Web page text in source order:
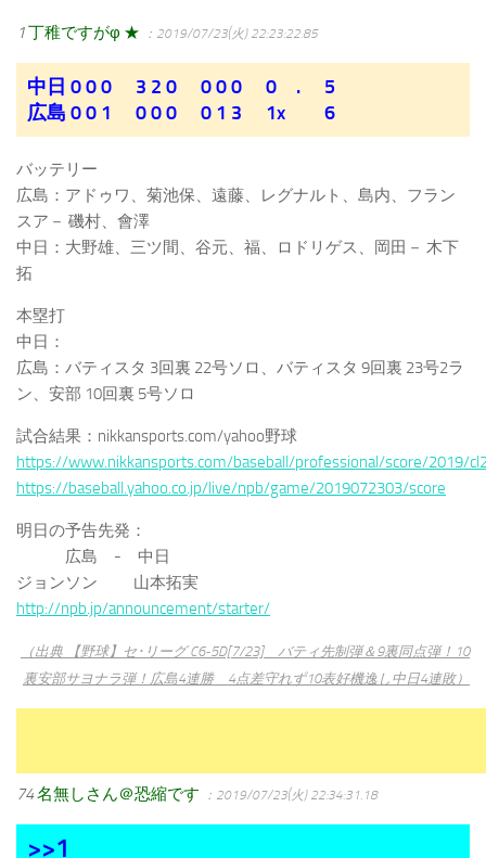
1丁稚ですがφ ★ ：2019/07/23(火) 22:23:22.85
中日 0 0 0 3 2 0 0 0 0 0 . 5
広島 0 0 1 0 0 0 0 1 3 1x 6
バッテリー
広島：アドゥワ、菊池保、遠藤、レグナルト、島内、フラン
スア－ 磯村、會澤
中日：大野雄、三ツ間、谷元、福、ロドリゲス、岡田－ 木下
拓
本塁打
中日：
広島：バティスタ 3回裏 22号ソロ、バティスタ 9回裏 23号2ラ
ン、安部 10回裏 5号ソロ
試合結果：nikkansports.com/yahoo野球
https://www.nikkansports.com/baseball/professional/score/2019/
https://baseball.yahoo.co.jp/live/npb/game/2019072303/score
明日の予告先発：
広島 - 中日
ジョンソン 山本拓実
http://npb.jp/announcement/starter/
（出典 【野球】セ･リーグ C6-5D[7/23] バティ先制弾＆9裏同点弾！10
裏安部サヨナラ弾！広島4連勝 4点差守れず10表好機逸し中日4連敗）
74名無しさん＠恐縮です ：2019/07/23(火) 22:34:31.18
>>1